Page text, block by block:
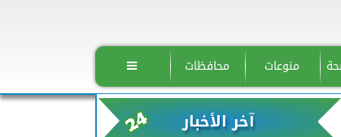
منوعات محافظات 
آخر الأخبار